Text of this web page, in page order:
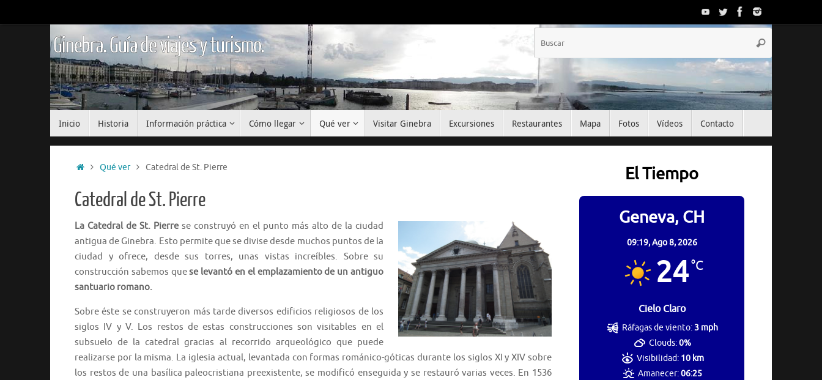
al
Ginebra. Guía de viajes y turismo. Buscar
Inicio Historia Información práctica Cómo llegar Qué ver Visitar Ginebra Excursiones Restaurantes Mapa Fotos Vídeos Contacto
InicioQué ver Catedral de St. Pierre
Catedral de St. Pierre
La Catedral de St. Pierrese construyó en el punto más alto de la ciudad
antigua de Ginebra. Esto permite que se divise desde muchos puntos de la
ciudad y ofrece, desde sus torres, unas vistas increíbles. Sobre su
construcción sabemos quese levantó en el emplazamiento de un antiguo
santuario romano.
Sobre éste se construyeron más tarde diversos edificios religiosos de los
siglos IV y V. Los restos de estas construcciones son visitables en el
subsuelo de la catedral gracias al recorrido arqueológico que puede
realizarse por la misma. La iglesia actual, levantada con formas románico-góticas durante los siglos XI y XIV sobre
los restos de una basílica paleocristiana preexistente, se modificó enseguida y se restauró varias veces. En 1536
El Tiempo
Geneva, CH
09:19,Ago 8, 2026
24°C
Cielo Claro
Ráfagas de viento:3 mph
Clouds:0%
Visibilidad: 10 km
Amanecer:06:25